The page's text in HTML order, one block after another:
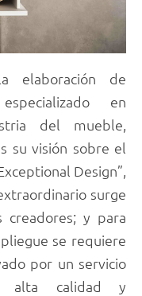
elaboración de
en
del mueble,
su visión sobre el
Design”,
surge
creadores; y para
se requiere
por un servicio
alta calidad y